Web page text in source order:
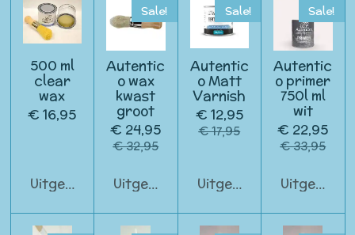
500 ml
clear
wax
€ 16,95
Uitgeschakeld
Sale!
Autentic
o wax
kwast
groot
€ 24,95
€ 32,95
Uitgeschakeld
Sale!
Autentic
o Matt
Varnish
€ 12,95
€ 17,95
Uitgeschakeld
Sale!
Autentic
o primer
750l ml
wit
€ 22,95
€ 33,95